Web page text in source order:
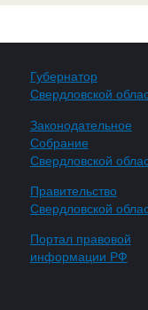
Губернатор
Свердловской
Законодательное
Собрание
Свердловской
Правительство
Свердловской
Портал правовой
информации РФ